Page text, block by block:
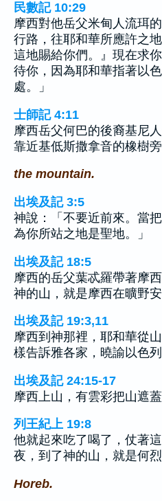
民數記 10:29
摩西對他岳父米甸人流珥
行路，往耶和華所應許之
這地賜給你們。』現在求
待你，因為耶和華指著以
處。」
士師記 4:11
摩西岳父何巴的後裔基尼
靠近基低斯撒拿音的橡樹旁
the mountain.
出埃及記 3:5
神說：「不要近前來。當
為你所站之地是聖地。」
出埃及記 18:5
摩西的岳父葉忒羅帶著摩
神的山，就是摩西在曠野安
出埃及記 19:3,11
摩西到神那裡，耶和華從
樣告訴雅各家，曉諭以色
出埃及記 24:15-17
摩西上山，有雲彩把山遮
列王紀上 19:8
他就起來吃了喝了，仗著
夜，到了神的山，就是何烈
Horeb.